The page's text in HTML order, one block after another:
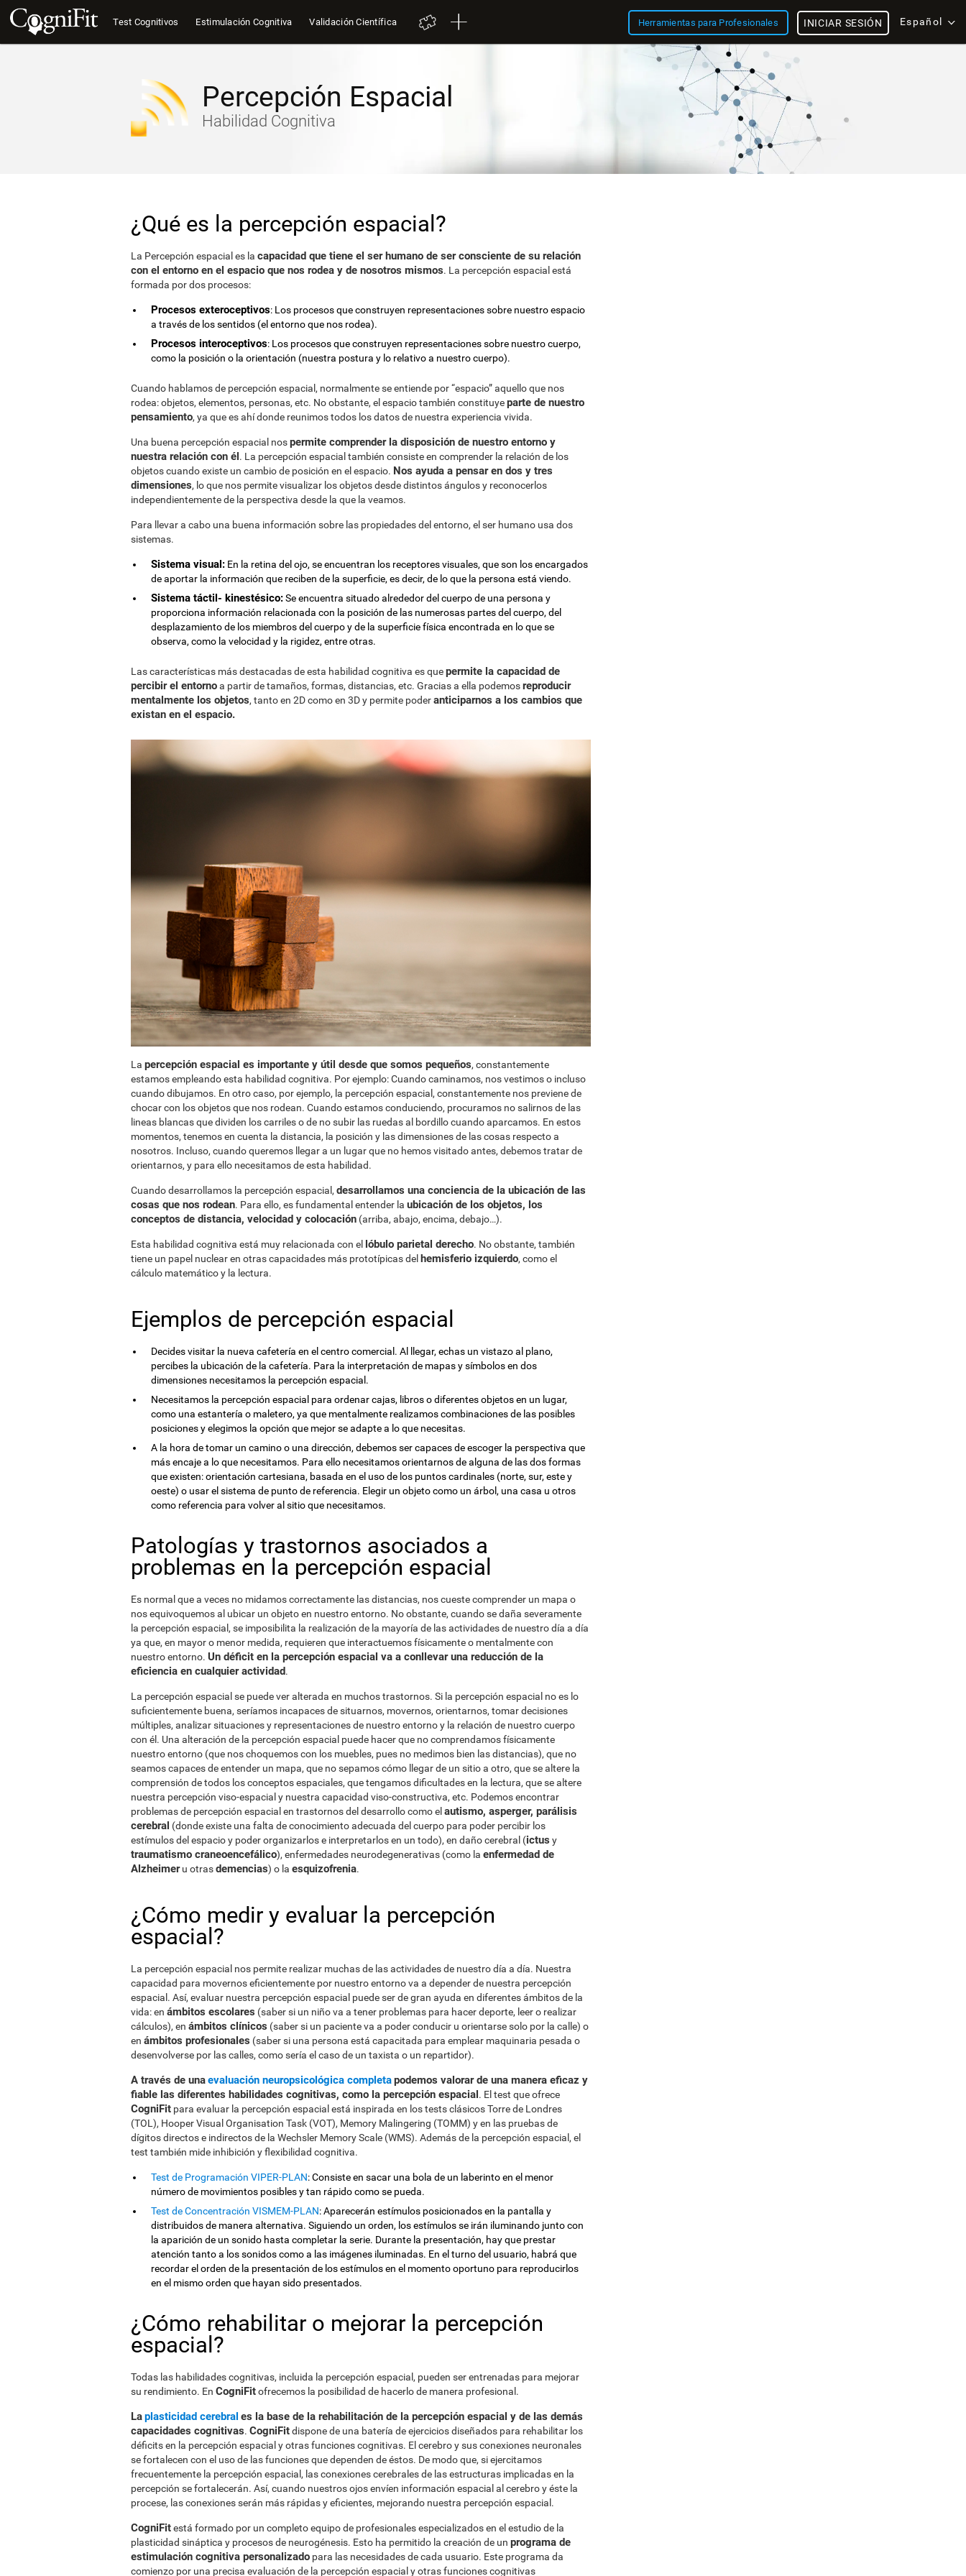
Test Cognitivos Estimulación Cognitiva Validación Científica Herramientas para Profesionales Español
INICIAR SESIÓN
Percepción Espacial
Habilidad Cognitiva
¿Qué es la percepción espacial?
La Percepción espacial es la capacidad que tiene el ser humano de ser consciente de su relación
con el entorno en el espacio que nos rodea y de nosotros mismos. La percepción espacial está
formada por dos procesos:
Procesos exteroceptivos: Los procesos que construyen representaciones sobre nuestro espacio
a través de los sentidos (el entorno que nos rodea).
Procesos interoceptivos: Los procesos que construyen representaciones sobre nuestro cuerpo,
como la posición o la orientación (nuestra postura y lo relativo a nuestro cuerpo).
Cuando hablamos de percepción espacial, normalmente se entiende por “espacio” aquello que nos
rodea: objetos, elementos, personas, etc. No obstante, el espacio también constituyeparte de nuestro
pensamiento, ya que es ahí donde reunimos todos los datos de nuestra experiencia vivida.
Una buena percepción espacial nospermite comprender la disposición de nuestro entorno y
nuestra relación con él. La percepción espacial también consiste en comprender la relación de los
objetos cuando existe un cambio de posición en el espacio. Nos ayuda a pensar en dos y tres
dimensiones, lo que nos permite visualizar los objetos desde distintos ángulos y reconocerlos
independientemente de la perspectiva desde la que la veamos.
Para llevar a cabo una buena información sobre las propiedades del entorno, el ser humano usa dos
sistemas.
Sistema visual: En la retina del ojo, se encuentran los receptores visuales, que son los encargados
de aportar la información que reciben de la superficie, es decir, de lo que la persona está viendo.
Sistema táctil- kinestésico:Se encuentra situado alrededor del cuerpo de una persona y
proporciona información relacionada con la posición de las numerosas partes del cuerpo, del
desplazamiento de los miembros del cuerpo y de la superficie física encontrada en lo que se
observa, como la velocidad y la rigidez, entre otras.
Las características más destacadas de esta habilidad cognitiva es quepermite la capacidad de
percibir el entornoa partir de tamaños, formas, distancias, etc. Gracias a ella podemosreproducir
mentalmente los objetos, tanto en 2D como en 3D y permite poderanticiparnos a los cambios que
existan en el espacio.
La percepción espacial es importante y útil desde que somos pequeños, constantemente
estamos empleando esta habilidad cognitiva. Por ejemplo: Cuando caminamos, nos vestimos o incluso
cuando dibujamos. En otro caso, por ejemplo, la percepción espacial, constantemente nos previene de
chocar con los objetos que nos rodean. Cuando estamos conduciendo, procuramos no salirnos de las
lineas blancas que dividen los carriles o de no subir las ruedas al bordillo cuando aparcamos. En estos
momentos, tenemos en cuenta la distancia, la posición y las dimensiones de las cosas respecto a
nosotros. Incluso, cuando queremos llegar a un lugar que no hemos visitado antes, debemos tratar de
orientarnos, y para ello necesitamos de esta habilidad.
Cuando desarrollamos la percepción espacial, desarrollamos una conciencia de la ubicación de las
cosas que nos rodean. Para ello, es fundamental entender la ubicación de los objetos, los
conceptos de distancia, velocidad y colocación (arriba, abajo, encima, debajo…).
Esta habilidad cognitiva está muy relacionada con el lóbulo parietal derecho. No obstante, también
tiene un papel nuclear en otras capacidades más prototípicas del hemisferio izquierdo, como el
cálculo matemático y la lectura.
Ejemplos de percepción espacial
Decides visitar la nueva cafetería en el centro comercial. Al llegar, echas un vistazo al plano,
percibes la ubicación de la cafetería. Para la interpretación de mapas y símbolos en dos
dimensiones necesitamos la percepción espacial.
Necesitamos la percepción espacial para ordenar cajas, libros o diferentes objetos en un lugar,
como una estantería o maletero, ya que mentalmente realizamos combinaciones de las posibles
posiciones y elegimos la opción que mejor se adapte a lo que necesitas.
A la hora de tomar un camino o una dirección, debemos ser capaces de escoger la perspectiva que
más encaje a lo que necesitamos. Para ello necesitamos orientarnos de alguna de las dos formas
que existen: orientación cartesiana, basada en el uso de los puntos cardinales (norte, sur, este y
oeste) o usar el sistema de punto de referencia. Elegir un objeto como un árbol, una casa u otros
como referencia para volver al sitio que necesitamos.
Patologías y trastornos asociados a
problemas en la percepción espacial
Es normal que a veces no midamos correctamente las distancias, nos cueste comprender un mapa o
nos equivoquemos al ubicar un objeto en nuestro entorno. No obstante, cuando se daña severamente
la percepción espacial, se imposibilita la realización de la mayoría de las actividades de nuestro día a día
ya que, en mayor o menor medida, requieren que interactuemos físicamente o mentalmente con
nuestro entorno. Un déficit en la percepción espacial va a conllevar una reducción de la
eficiencia en cualquier actividad.
La percepción espacial se puede ver alterada en muchos trastornos. Si la percepción espacial no es lo
suficientemente buena, seríamos incapaces de situarnos, movernos, orientarnos, tomar decisiones
múltiples, analizar situaciones y representaciones de nuestro entorno y la relación de nuestro cuerpo
con él. Una alteración de la percepción espacial puede hacer que no comprendamos físicamente
nuestro entorno (que nos choquemos con los muebles, pues no medimos bien las distancias), que no
seamos capaces de entender un mapa, que no sepamos cómo llegar de un sitio a otro, que se altere la
comprensión de todos los conceptos espaciales, que tengamos dificultades en la lectura, que se altere
nuestra percepción viso-espacial y nuestra capacidad viso-constructiva, etc. Podemos encontrar
problemas de percepción espacial en trastornos del desarrollo como el autismo, asperger, parálisis
cerebral (donde existe una falta de conocimiento adecuada del cuerpo para poder percibir los
estímulos del espacio y poder organizarlos e interpretarlos en un todo), en daño cerebral (ictus y
traumatismo craneoencefálico), enfermedades neurodegenerativas (como la enfermedad de
Alzheimeru otrasdemencias) o la esquizofrenia.
¿Cómo medir y evaluar la percepción
espacial?
La percepción espacial nos permite realizar muchas de las actividades de nuestro día a día. Nuestra
capacidad para movernos eficientemente por nuestro entorno va a depender de nuestra percepción
espacial. Así, evaluar nuestra percepción espacial puede ser de gran ayuda en diferentes ámbitos de la
vida: en ámbitos escolares (saber si un niño va a tener problemas para hacer deporte, leer o realizar
cálculos), en ámbitos clínicos (saber si un paciente va a poder conducir u orientarse solo por la calle) o
en ámbitos profesionales (saber si una persona está capacitada para emplear maquinaria pesada o
desenvolverse por las calles, como sería el caso de un taxista o un repartidor).
A través de unaevaluación neuropsicológica completapodemos valorar de una manera eficaz y
fiable las diferentes habilidades cognitivas, como la percepción espacial. El test que ofrece
CogniFit para evaluar la percepción espacial está inspirada en los tests clásicos Torre de Londres
(TOL), Hooper Visual Organisation Task (VOT), Memory Malingering (TOMM) y en las pruebas de
dígitos directos e indirectos de la Wechsler Memory Scale (WMS). Además de la percepción espacial, el
test también mide inhibición y flexibilidad cognitiva.
Test de Programación VIPER-PLAN: Consiste en sacar una bola de un laberinto en el menor
número de movimientos posibles y tan rápido como se pueda.
Test de Concentración VISMEM-PLAN: Aparecerán estímulos posicionados en la pantalla y
distribuidos de manera alternativa. Siguiendo un orden, los estímulos se irán iluminando junto con
la aparición de un sonido hasta completar la serie. Durante la presentación, hay que prestar
atención tanto a los sonidos como a las imágenes iluminadas. En el turno del usuario, habrá que
recordar el orden de la presentación de los estímulos en el momento oportuno para reproducirlos
en el mismo orden que hayan sido presentados.
¿Cómo rehabilitar o mejorar la percepción
espacial?
Todas las habilidades cognitivas, incluida la percepción espacial, pueden ser entrenadas para mejorar
su rendimiento. En CogniFitofrecemos la posibilidad de hacerlo de manera profesional.
Laplasticidad cerebral es la base de la rehabilitación de la percepción espacial y de las demás
capacidades cognitivas. CogniFitdispone de una batería de ejercicios diseñados para rehabilitar los
déficits en la percepción espacial y otras funciones cognitivas. El cerebro y sus conexiones neuronales
se fortalecen con el uso de las funciones que dependen de éstos. De modo que, si ejercitamos
frecuentemente la percepción espacial, las conexiones cerebrales de las estructuras implicadas en la
percepción se fortalecerán. Así, cuando nuestros ojos envíen información espacial al cerebro y éste la
procese, las conexiones serán más rápidas y eficientes, mejorando nuestra percepción espacial.
CogniFitestá formado por un completo equipo de profesionales especializados en el estudio de la
plasticidad sináptica y procesos de neurogénesis. Esto ha permitido la creación de un programa de
estimulación cognitiva personalizado para las necesidades de cada usuario. Este programa da
comienzo por una precisa evaluación de la percepción espacial y otras funciones cognitivas